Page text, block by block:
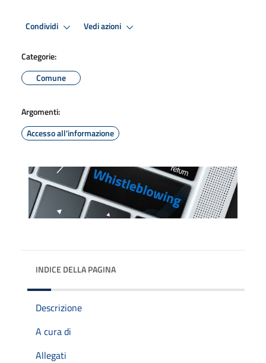
Condividi Vedi azioni
Categorie:
Comune
Argomenti:
Accesso all'informazione
INDICE DELLA PAGINA
Descrizione
A cura di
Allegati